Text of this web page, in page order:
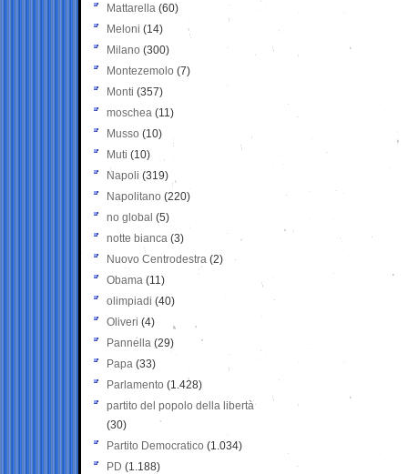
Mattarella (60)
Meloni (14)
Milano (300)
Montezemolo (7)
Monti (357)
moschea (11)
Musso (10)
Muti (10)
Napoli (319)
Napolitano (220)
no global (5)
notte bianca (3)
Nuovo Centrodestra (2)
Obama (11)
olimpiadi (40)
Oliveri (4)
Pannella (29)
Papa (33)
Parlamento (1.428)
partito del popolo della libertà
(30)
Partito Democratico (1.034)
PD (1.188)